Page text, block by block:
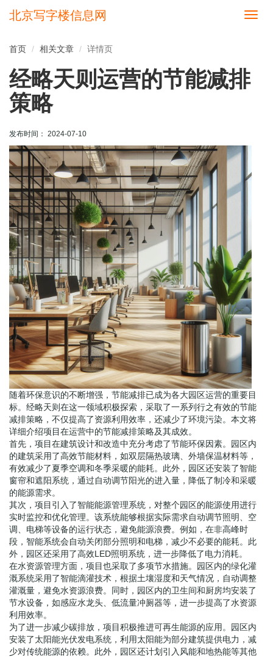
切
北京写字楼信息网
首页 相关文章 详情页
经略天则运营的节能减排
策略
发布时间： 2024-07-10
随着环保意识的不断增强，节能减排已成为各大园区运营的重要目
标。经略天则在这一领域积极探索，采取了一系列行之有效的节能
减排策略，不仅提高了资源利用效率，还减少了环境污染。本文将
详细介绍项目在运营中的节能减排策略及其成效。
首先，项目在建筑设计和改造中充分考虑了节能环保因素。园区内
的建筑采用了高效节能材料，如双层隔热玻璃、外墙保温材料等，
有效减少了夏季空调和冬季采暖的能耗。此外，园区还安装了智能
窗帘和遮阳系统，通过自动调节阳光的进入量，降低了制冷和采暖
的能源需求。
其次，项目引入了智能能源管理系统，对整个园区的能源使用进行
实时监控和优化管理。该系统能够根据实际需求自动调节照明、空
调、电梯等设备的运行状态，避免能源浪费。例如，在非高峰时
段，智能系统会自动关闭部分照明和电梯，减少不必要的能耗。此
外，园区还采用了高效LED照明系统，进一步降低了电力消耗。
在水资源管理方面，项目也采取了多项节水措施。园区内的绿化灌
溉系统采用了智能滴灌技术，根据土壤湿度和天气情况，自动调整
灌溉量，避免水资源浪费。同时，园区内的卫生间和厨房均安装了
节水设备，如感应水龙头、低流量冲厕器等，进一步提高了水资源
利用效率。
为了进一步减少碳排放，项目积极推进可再生能源的应用。园区内
安装了太阳能光伏发电系统，利用太阳能为部分建筑提供电力，减
少对传统能源的依赖。此外，园区还计划引入风能和地热能等其他